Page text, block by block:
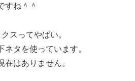
すね＾＾
スってやばい。
ネタを使っています。
はありません。